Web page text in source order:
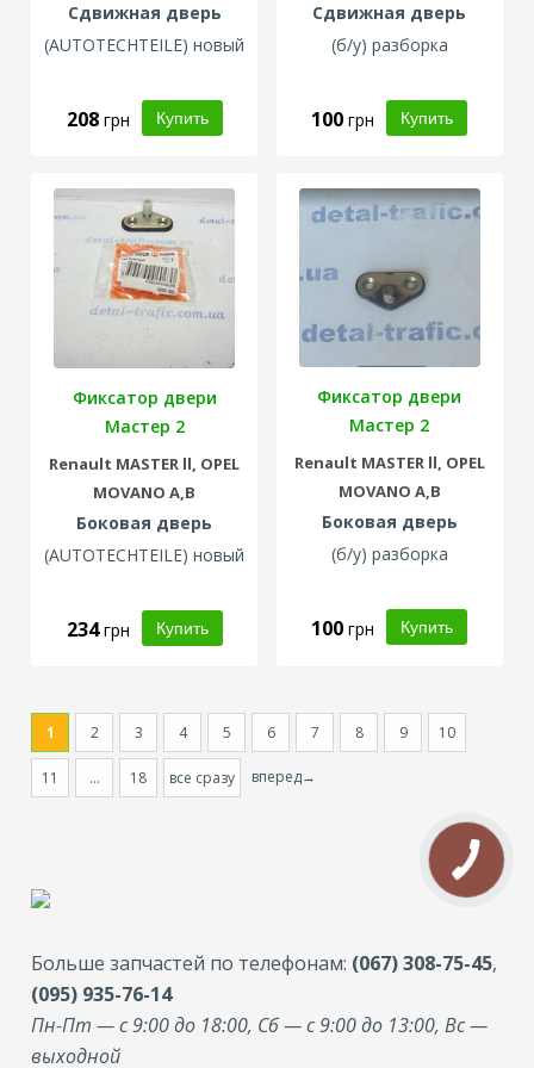
Сдвижная дверь
(AUTOTECHTEILE) новый
208 грн
Сдвижная дверь
(б/у) разборка
100грн
Фиксатор двери
Мастер 2
Renault MASTER ll, OPEL
MOVANO A,B
Боковая дверь
(AUTOTECHTEILE) новый
234грн
Фиксатор двери
Мастер 2
Renault MASTER ll, OPEL
MOVANO A,B
Боковая дверь
(б/у) разборка
100грн
1 2 3 4 5 6 7 8 9 10
11 ... 18 все сразу вперед→
Больше запчастей по телефонам: (067) 308-75-45,
(095) 935-76-14
Пн-Пт — с 9:00 до 18:00, Сб — с 9:00 до 13:00, Вс —
выходной